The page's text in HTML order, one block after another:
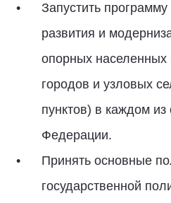
Запустить программу
развития и
опорных населенных
городов и узловых
пунктов) в каждом из
Федерации.
Принять основные
государственной